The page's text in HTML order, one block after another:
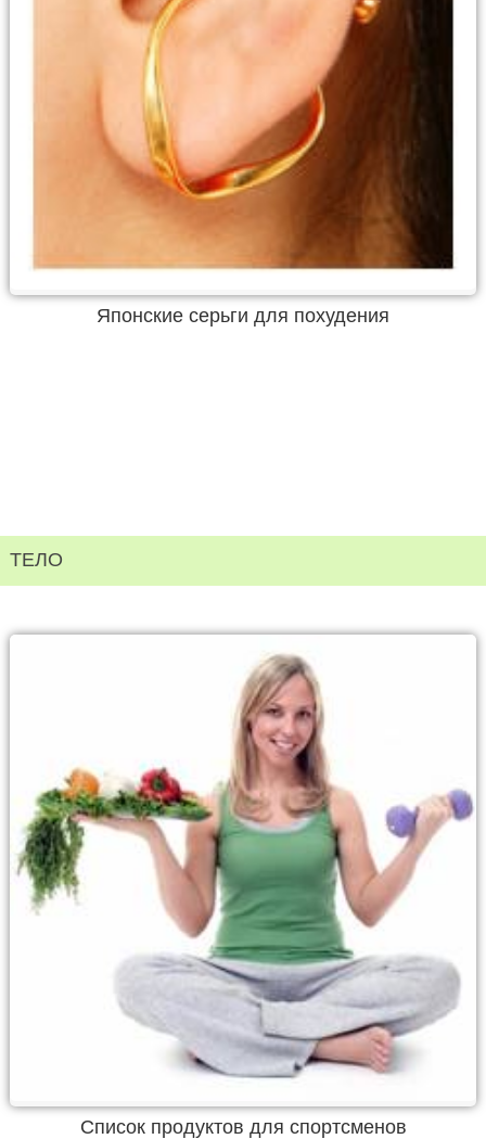
Японские серьги для похудения
ТЕЛО
Список продуктов для спортсменов